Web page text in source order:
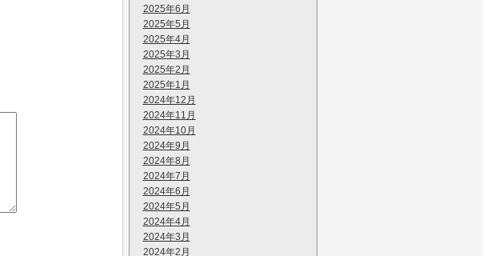
2025年6月
2025年5月
2025年4月
2025年3月
2025年2月
2025年1月
2024年12月
2024年11月
2024年10月
2024年9月
2024年8月
2024年7月
2024年6月
2024年5月
2024年4月
2024年3月
2024年2月